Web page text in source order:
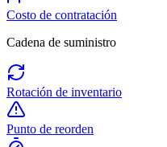
Costo de contratación
Cadena de suministro
Rotación de inventario
Punto de reorden